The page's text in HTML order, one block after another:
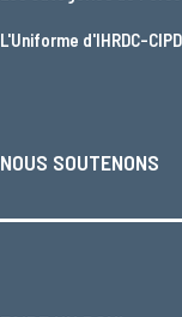
L'Uniforme d'IHRDC-
NOUS SOUTENONS